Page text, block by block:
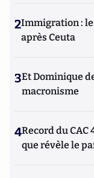
2Immigration :
après Ceuta
3Et Dominique
macronisme
4Record du
que révèle le